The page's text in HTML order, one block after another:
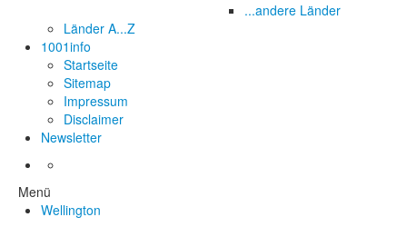
...andere Länder
Länder A...Z
1001info
Startseite
Sitemap
Impressum
Disclaimer
Newsletter
Menü
Wellington